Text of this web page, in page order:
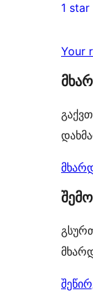
reviews
star
2-
25
star
1 star
Your